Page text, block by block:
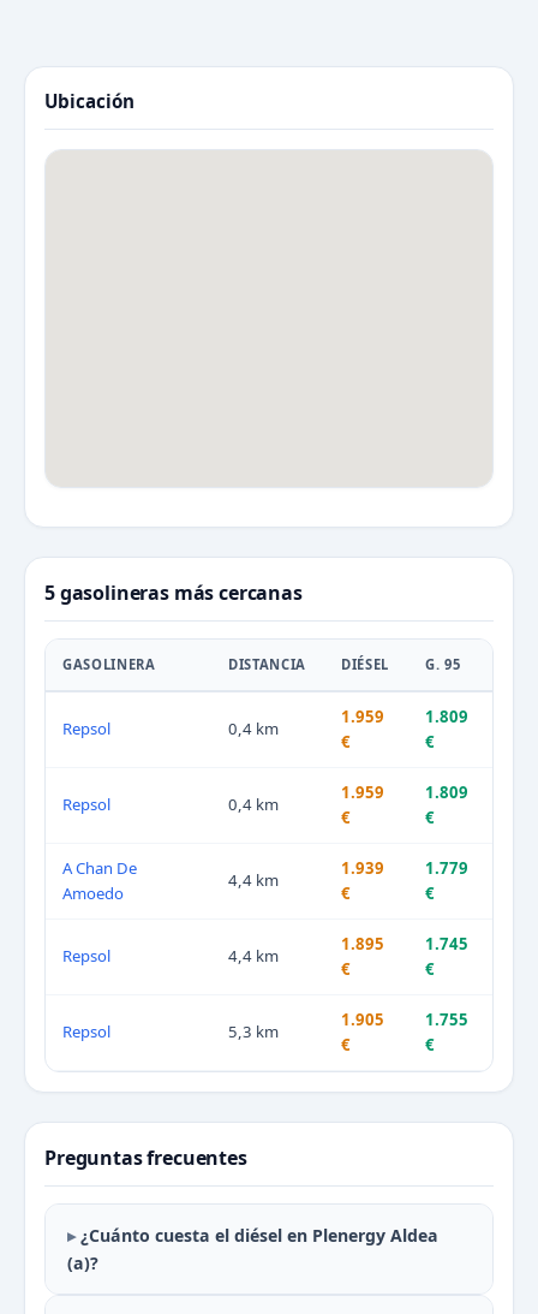
Ubicación
5 gasolineras más cercanas
GASOLINERA DISTANCIA DIÉSEL G. 95
Repsol 0,4 km
1.959
€
1.809
€
Repsol 0,4 km
1.959
€
1.809
€
A Chan De
Amoedo
4,4 km
1.939
€
1.779
€
Repsol 4,4 km
1.895
€
1.745
€
Repsol 5,3 km
1.905
€
1.755
€
Preguntas frecuentes
¿Cuánto cuesta el diésel en Plenergy Aldea
(a)?